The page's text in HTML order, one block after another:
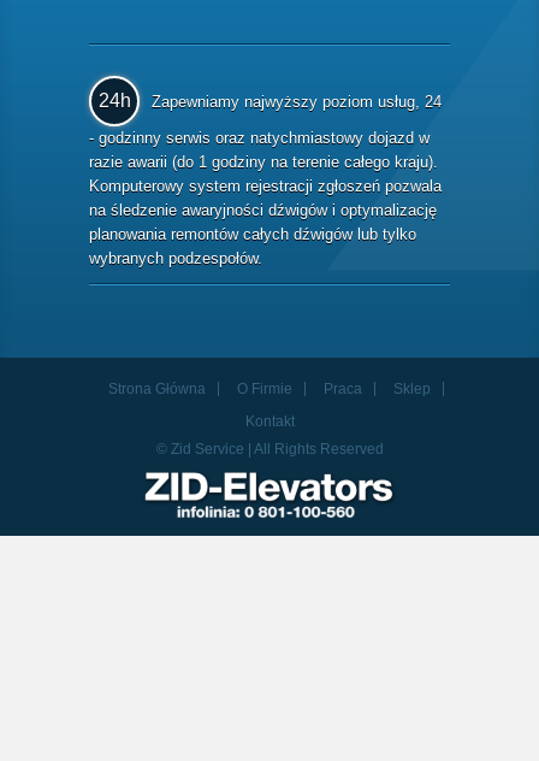
24h
Zapewniamy najwyższy poziom usług, 24
- godzinny serwis oraz natychmiastowy dojazd w
razie awarii (do 1 godziny na terenie całego kraju).
Komputerowy system rejestracji zgłoszeń pozwala
na śledzenie awaryjności dźwigów i optymalizację
planowania remontów całych dźwigów lub tylko
wybranych podzespołów.
Strona Główna O Firmie Praca
Sklep
Kontakt
© Zid Service | All Rights Reserved